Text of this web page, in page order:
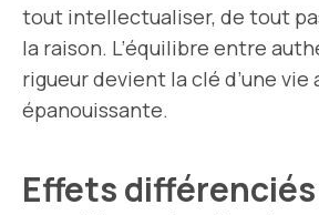
tout intellectualiser, de tout
la raison. L’équilibre entre
rigueur devient la clé d’une vie
épanouissante.
Effets